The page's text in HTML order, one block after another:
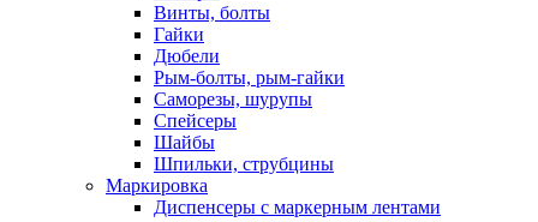
Винты, болты
Гайки
Дюбели
Рым-болты, рым-гайки
Саморезы, шурупы
Спейсеры
Шайбы
Шпильки, струбцины
Маркировка
Диспенсеры с маркерным лентами